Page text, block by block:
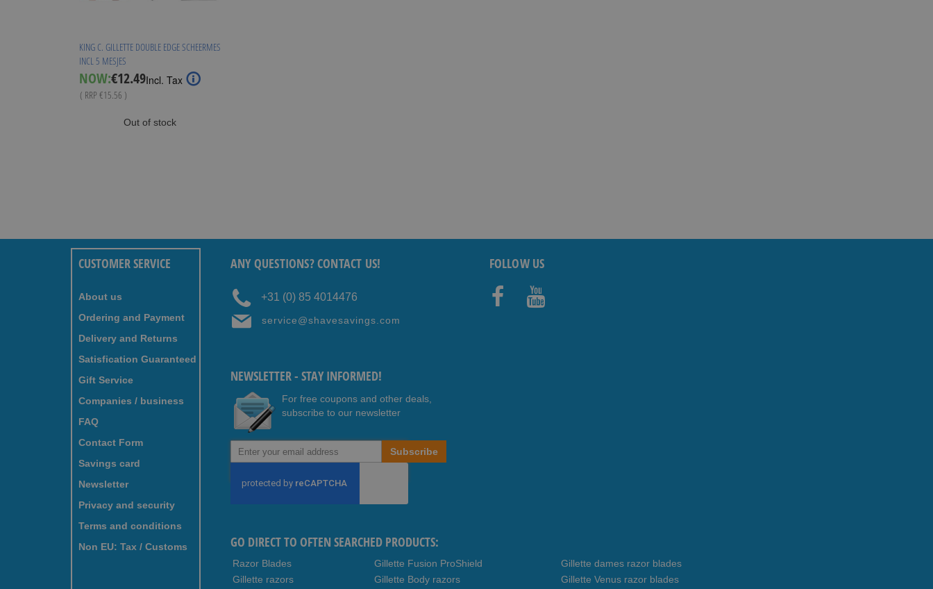
KING C. GILLETTE DOUBLE EDGE SCHEERMES
INCL 5 MESJES
NOW:Special
Price
€12.49Incl. Tax
( RRP €15.56 )
Out of stock
CUSTOMER SERVICE
About us
Ordering and Payment
Delivery and Returns
Satisfication Guaranteed
Gift Service
Companies / business
FAQ
Contact Form
Savings card
Newsletter
Privacy and security
Terms and conditions
Non EU: Tax / Customs
ANY QUESTIONS? CONTACT US!
+31 (0) 85 4014476
service@shavesavings.com
FOLLOW US
NEWSLETTER - STAY INFORMED!
For free coupons and other deals,
subscribe to our newsletter
Sign
Up
Our
Subscribe
GO DIRECT TO OFTEN SEARCHED PRODUCTS:
Razor Blades
Gillette razors
Gillette Fusion ProShield
Gillette Body razors
Gillette dames razor blades
Gillette Venus razor blades